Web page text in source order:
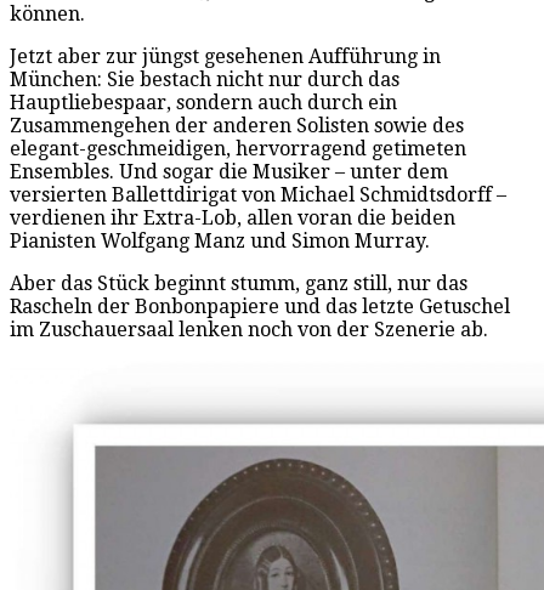
können.
Jetzt aber zur jüngst gesehenen Aufführung in
München: Sie bestach nicht nur durch das
Hauptliebespaar, sondern auch durch ein
Zusammengehen der anderen Solisten sowie des
elegant-geschmeidigen, hervorragend getimeten
Ensembles. Und sogar die Musiker – unter dem
versierten Ballettdirigat von Michael Schmidtsdorff –
verdienen ihr Extra-Lob, allen voran die beiden
Pianisten Wolfgang Manz und Simon Murray.
Aber das Stück beginnt stumm, ganz still, nur das
Rascheln der Bonbonpapiere und das letzte Getuschel
im Zuschauersaal lenken noch von der Szenerie ab.